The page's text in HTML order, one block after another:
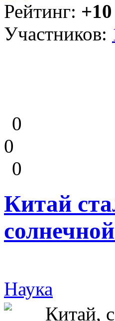
Рейтинг: +10
Участников:
0
0
0
Китай
Наука